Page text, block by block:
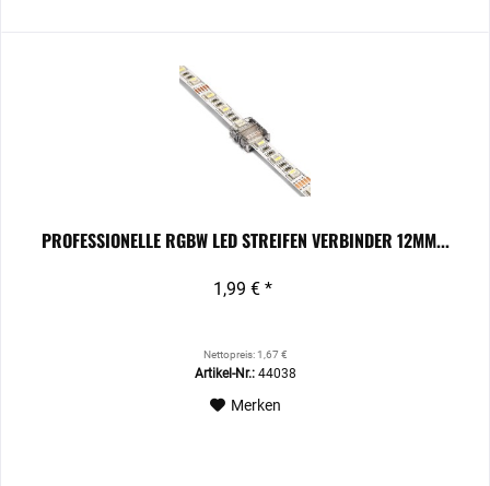
PROFESSIONELLE RGBW LED STREIFEN VERBINDER 12MM...
1,99 € *
Nettopreis: 1,67 €
Artikel-Nr.:44038
Merken